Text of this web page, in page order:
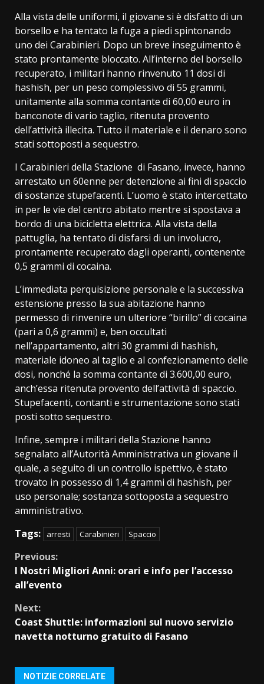
Alla vista delle uniformi, il giovane si è disfatto di un
borsello e ha tentato la fuga a piedi spintonando
uno dei Carabinieri. Dopo un breve inseguimento è
stato prontamente bloccato. All’interno del borsello
recuperato, i militari hanno rinvenuto 11 dosi di
hashish, per un peso complessivo di 55 grammi,
unitamente alla somma contante di 60,00 euro in
banconote di vario taglio, ritenuta provento
dell’attività illecita. Tutto il materiale e il denaro sono
stati sottoposti a sequestro.
I Carabinieri della Stazione di Fasano, invece, hanno
arrestato un 60enne per detenzione ai fini di spaccio
di sostanze stupefacenti. L’uomo è stato intercettato
in per le vie del centro abitato mentre si spostava a
bordo di una bicicletta elettrica. Alla vista della
pattuglia, ha tentato di disfarsi di un involucro,
prontamente recuperato dagli operanti, contenente
0,5 grammi di cocaina.
L’immediata perquisizione personale e la successiva
estensione presso la sua abitazione hanno
permesso di rinvenire un ulteriore “birillo” di cocaina
(pari a 0,6 grammi) e, ben occultati
nell’appartamento, altri 30 grammi di hashish,
materiale idoneo al taglio e al confezionamento delle
dosi, nonché la somma contante di 3.600,00 euro,
anch’essa ritenuta provento dell’attività di spaccio.
Stupefacenti, contanti e strumentazione sono stati
posti sotto sequestro.
Infine, sempre i militari della Stazione hanno
segnalato all’Autorità Amministrativa un giovane il
quale, a seguito di un controllo ispettivo, è stato
trovato in possesso di 1,4 grammi di hashish, per
uso personale; sostanza sottoposta a sequestro
amministrativo.
Tags:
arresti Carabinieri Spaccio
Continue
Reading
Previous:
I Nostri Migliori Anni: orari e info per l’accesso
all’evento
Next:
Coast Shuttle: informazioni sul nuovo servizio
navetta notturno gratuito di Fasano
NOTIZIE CORRELATE